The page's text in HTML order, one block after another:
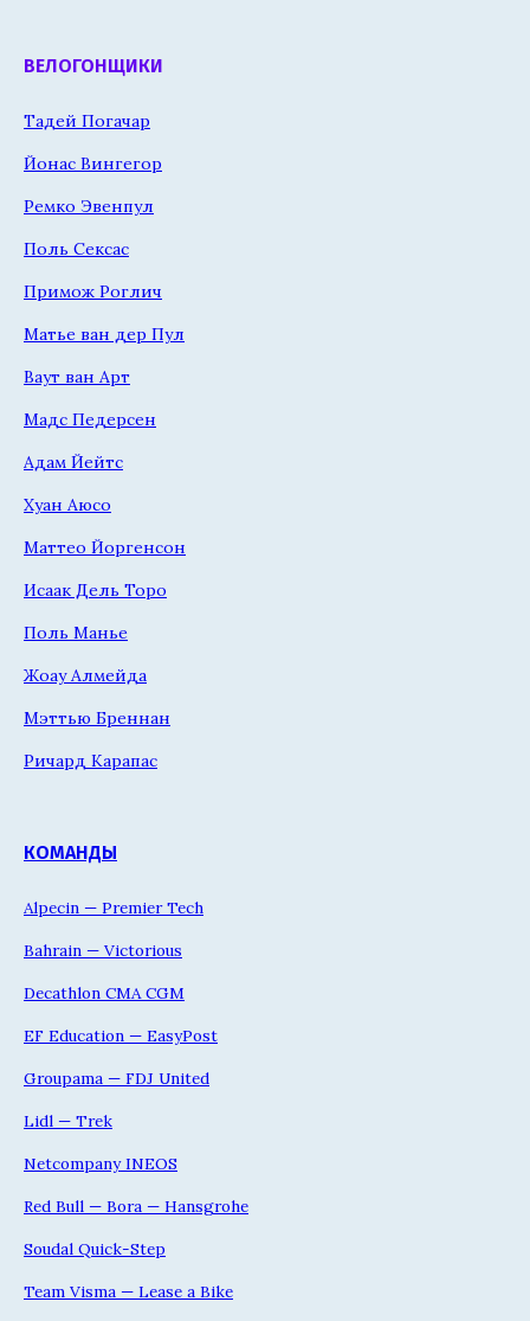
ВЕЛОГОНЩИКИ
Тадей Погачар
Йонас Вингегор
Ремко Эвенпул
Поль Сексас
Примож Роглич
Матье ван дер Пул
Ваут ван Арт
Мадс Педерсен
Адам Йейтс
Хуан Аюсо
Маттео Йоргенсон
Исаак Дель Торо
Поль Манье
Жоау Алмейда
Мэттью Бреннан
Ричард Карапас
КОМАНДЫ
Alpecin — Premier Tech
Bahrain — Victorious
Decathlon CMA CGM
EF Education — EasyPost
Groupama — FDJ United
Lidl — Trek
Netcompany INEOS
Red Bull — Bora — Hansgrohe
Soudal Quick-Step
Team Visma — Lease a Bike